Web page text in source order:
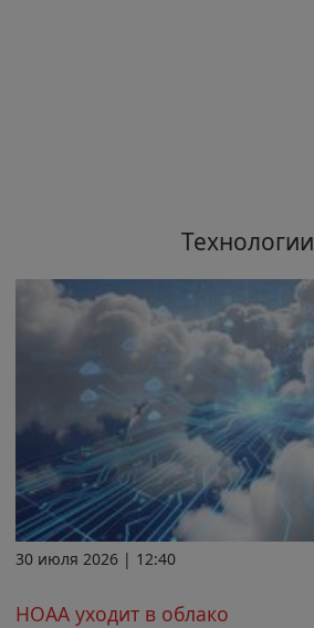
Технологии
30 июля 2026 | 12:40
НОАА уходит в облако